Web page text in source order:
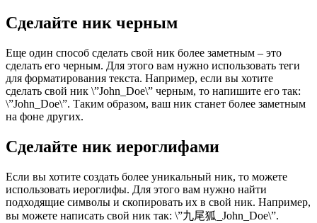
Сделайте ник черным
Еще один способ сделать свой ник более заметным – это
сделать его черным. Для этого вам нужно использовать теги
для форматирования текста. Например, если вы хотите
сделать свой ник \”John_Doe\” черным, то напишите его так:
\”John_Doe\”. Таким образом, ваш ник станет более заметным
на фоне других.
Сделайте ник иероглифами
Если вы хотите создать более уникальный ник, то можете
использовать иероглифы. Для этого вам нужно найти
подходящие символы и скопировать их в свой ник. Например,
вы можете написать свой ник так: \”九尾狐_John_Doe\”.